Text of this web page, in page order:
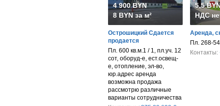
4 900 BYN
8 BYN за м²
Острошицкий Сдается
продается
Пл. 600 кв.м.1 / 1, пл.уч. 12
сот, оборуд-е, ест.освещ-
е, отопление, эл-во,
юр.адрес аренда
возможна продажа
рассмотрю различные
варианты сотрудничества
5,5
НДС
Аренда,
Пл. 268-
Контакты: